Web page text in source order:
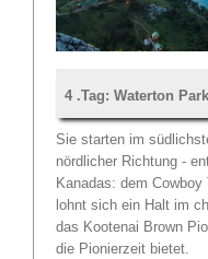
4 .Tag: Waterton
Sie starten im
nördlicher Richtung -
Kanadas: dem
lohnt sich ein Halt im
das Kootenai Brown
die Pionierzeit bietet.